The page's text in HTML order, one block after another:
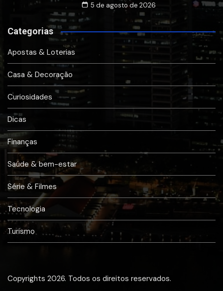
5 de agosto de 2026
Categorias
Apostas & Loterias
Casa & Decoração
Curiosidades
Dicas
Finanças
Saúde & bem-estar
Série & Filmes
Tecnologia
Turismo
Copyrights 2026. Todos os direitos reservados.